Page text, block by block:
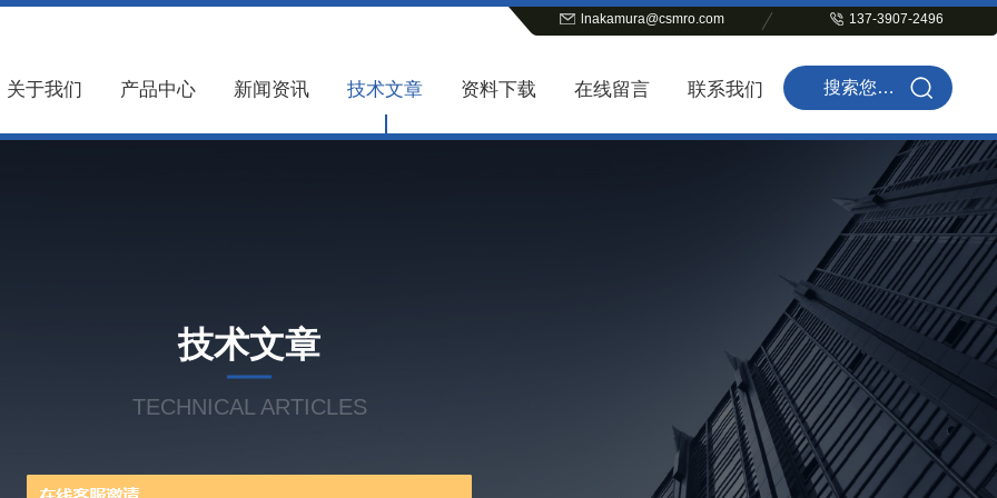
lnakamura@csmro.com 137-3907-2496
关于我们 产品中心 新闻资讯 技术文章 资料下载 在线留言 联系我们
技术文章
TECHNICAL ARTICLES